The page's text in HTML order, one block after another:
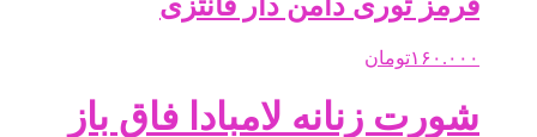
باشد.
است
در
۱۶۰.۰۰۰تومان
شورت زنانه لامبادا فاق باز